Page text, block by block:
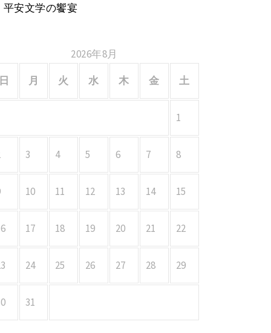
平安文学の饗宴
2026年8月
月 火 水 木 金 土
1
3 4 5 6 7 8
10 11 12 13 14 15
17 18 19 20 21 22
24 25 26 27 28 29
31